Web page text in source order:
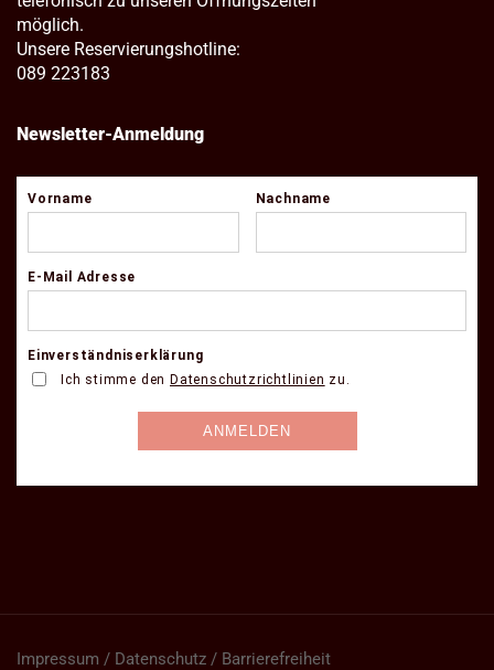
möglich.
Unsere Reservierungshotline:
089 223183
Newsletter-Anmeldung
Impressum / Datenschutz / Barrierefreiheit